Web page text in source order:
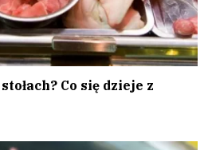
Co się dzieje z